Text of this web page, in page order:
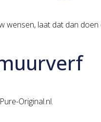
laat dat dan
Original.nl.